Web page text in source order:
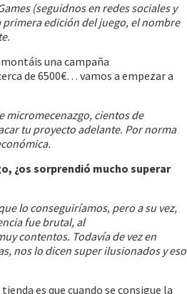
(seguidnos en redes sociales y
edición del juego, el nombre
una campaña
de 6500€… vamos a empezar a
micromecenazgo, cientos de
tu proyecto adelante. Por norma
¿os sorprendió mucho superar
lo conseguiríamos, pero a su vez,
fue brutal, al
contentos. Todavía de vez en
nos lo dicen super ilusionados y eso
es que cuando se consigue la